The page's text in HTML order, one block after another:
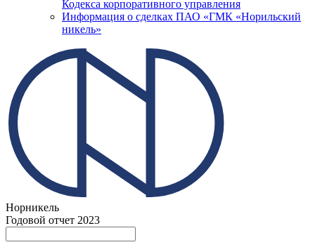
Кодекса корпоративного управления
Информация о сделках ПАО «ГМК «Норильский
никель»
Норникель
Годовой отчет 2023